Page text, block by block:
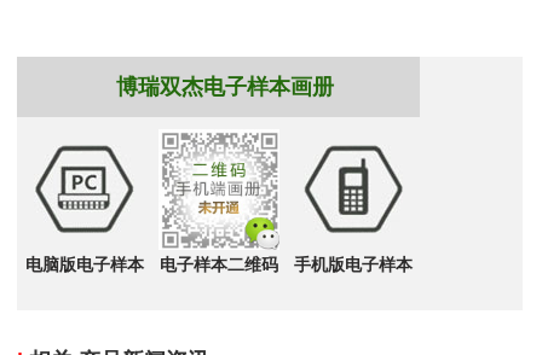
博瑞双杰电子样本画册
电脑版电子样本 电子样本二维码 手机版电子样本